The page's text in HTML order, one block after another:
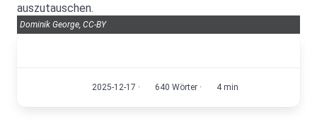
auszutauschen.
Dominik George, CC-BY
2025-12-17 · 640 Wörter· 4 min